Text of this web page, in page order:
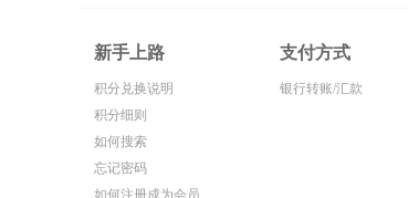
新手上路
积分兑换说明
积分细则
如何搜索
忘记密码
如何注册成为会员
支付方式
银行转账/汇款